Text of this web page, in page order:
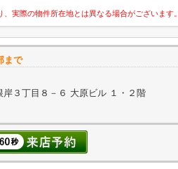
実際の物件所在地とは異なる場合がございます。
まで
岸３丁目８－６ 大原ビル １・２階